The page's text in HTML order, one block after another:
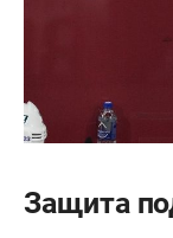
Защита